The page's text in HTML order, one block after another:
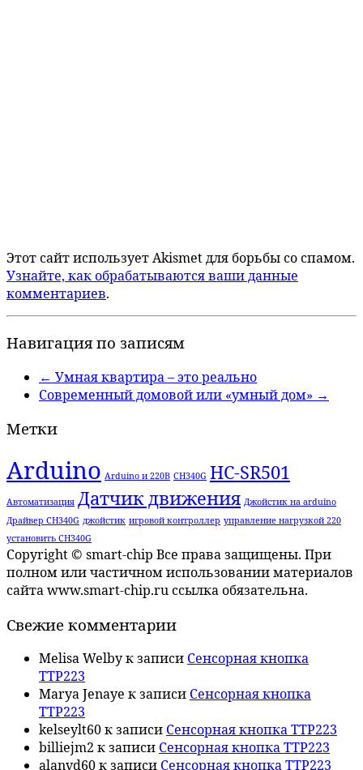
Этот сайт использует Akismet для борьбы со спамом.
Узнайте, как обрабатываются ваши данные
комментариев.
Навигация по записям
← Умная квартира – это реально
Современный домовой или «умный дом» →
Метки
Arduino Arduino и 220В CH340G HC-SR501
Автоматизация Датчик движения Джойстик на arduino
Драйвер CH340G джойстик игровой контроллер управление нагрузкой 220
установить CH340G
Copyright © smart-chip Все права защищены. При
полном или частичном использовании материалов
сайта www.smart-chip.ru ссылка обязательна.
Свежие комментарии
Melisa Welbyк записи Сенсорная кнопка
TTP223
Marya Jenaye к записи Сенсорная кнопка
TTP223
kelseylt60к записи Сенсорная кнопка TTP223
billiejm2 к записи Сенсорная кнопка TTP223
alanvd60к записи Сенсорная кнопка TTP223